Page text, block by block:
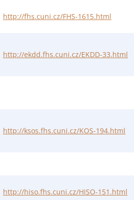
http://fhs.cuni.cz/FHS-1615.html
http://ekdd.fhs.cuni.cz/EKDD-33.html
http://ksos.fhs.cuni.cz/KOS-194.html
http://hiso.fhs.cuni.cz/HISO-151.html